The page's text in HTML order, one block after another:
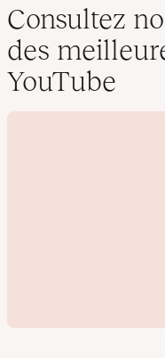
Consultez
des
YouTube